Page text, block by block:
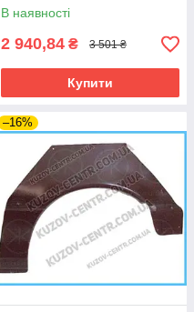
В наявності
2 940,84 ₴ 3 501 ₴
Купити
–16%